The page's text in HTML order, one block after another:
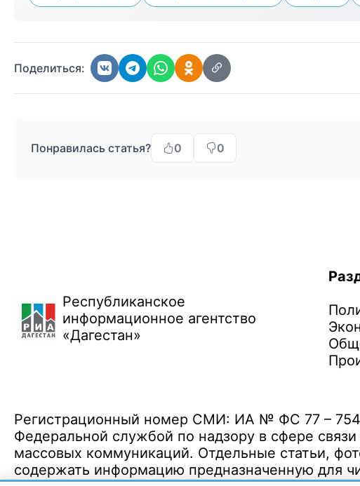
Поделиться:
Понравилась статья? 0 0
Республиканское
информационное агентство
«Дагестан»
Регистрационный номер СМИ: ИА № ФС 77 –
Федеральной службой по надзору в сфере
массовых коммуникаций. Отдельные статьи,
содержать информацию предназначенную для